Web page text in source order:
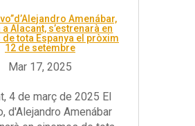
Amenábar,
Alacant, s’estrenarà en
tota Espanya el pròxim
12 de setembre
4 de març de 2025 El
d'Alejandro Amenábar